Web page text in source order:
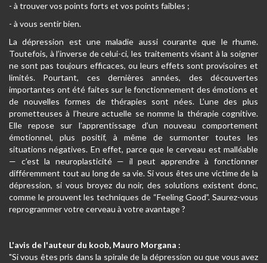
- à trouver vos points forts et vos points faibles ;
- à vous sentir bien.
La dépression est une maladie aussi courante que le rhume.
Toutefois, à l’inverse de celui-ci, les traitements visant à la soigner
ne sont pas toujours efficaces, ou leurs effets sont provisoires et
limités. Pourtant, ces dernières années, des découvertes
importantes ont été faites sur le fonctionnement des émotions et
de nouvelles formes de thérapies sont nées. L’une des plus
prometteuses à l’heure actuelle se nomme la thérapie cognitive.
Elle repose sur l’apprentissage d’un nouveau comportement
émotionnel, plus positif, à même de surmonter toutes les
situations négatives. En effet, parce que le cerveau est malléable
— c’est la neuroplasticité — il peut apprendre à fonctionner
différemment tout au long de sa vie. Si vous êtes une victime de la
dépression, si vous broyez du noir, des solutions existent donc,
comme le prouvent les techniques de “Feeling Good”. Saurez-vous
reprogrammer votre cerveau à votre avantage ?
L'avis de l'auteur du koob, Mauro Morgana :
"Si vous êtes pris dans la spirale de la dépression ou que vous avez